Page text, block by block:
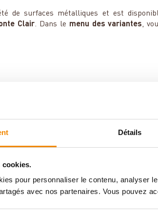
Détails
cookies.
pour personnaliser le contenu, analyser
avec nos partenaires. Vous pouvez
de surfaces métalliques et est
Clair. Dans le menu des variantes,
Senotherm